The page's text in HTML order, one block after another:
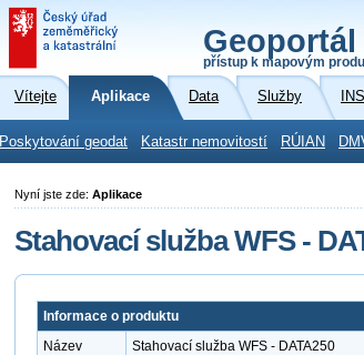
Geoportál
přístup k mapovým
Vítejte Aplikace Data Služby
Poskytování geodat Katastr nemovitostí RÚIAN
Nyní jste zde: Aplikace
Stahovací služba WFS -
Informace o produktu
Název
Stahovací služba WFS - DATA250